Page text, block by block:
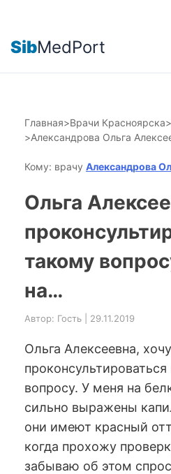
SibMedPort
Главная>Врачи Красноярска>
>Александрова Ольга
Кому: врачу Александрова
Ольга
такому
на…
Автор: Гость | 29.11.2019
Ольга Алексеевна, хочу
вопросу. У меня на
сильно выражены
они имеют красный
когда прохожу
забываю об этом